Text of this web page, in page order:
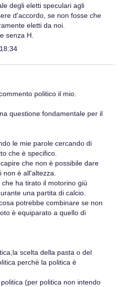
degli eletti speculari agli
d'accordo, se non fosse che
eletti da noi.
senza H.
politico il mio.
questione fondamentale per il
le mie parole cercando di
che è specifico.
che non è possibile dare
non è all'altezza.
ha tirato il motorino giù
una partita di calcio.
potrebbe combinare se non
è equiparato a quello di
scelta della pasta o del
perchè la politica è
(per politica non intendo